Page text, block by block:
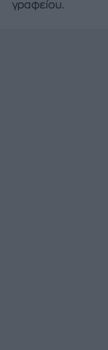
γραφείου.